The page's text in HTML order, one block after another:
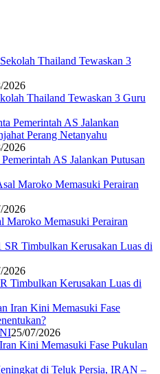
2026
Thailand Tewaskan 3 Guru
2026
AS Jalankan Putusan
2026
Maroko Memasuki Perairan
2026
Timbulkan Kerusakan Luas di
25/07/2026
Kini Memasuki Fase Pukulan